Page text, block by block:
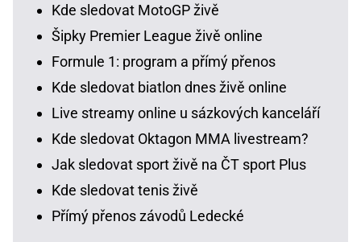
Kde sledovat MotoGP živě
Šipky Premier League živě online
Formule 1: program a přímý přenos
Kde sledovat biatlon dnes živě online
Live streamy online u sázkových kanceláří
Kde sledovat Oktagon MMA livestream?
Jak sledovat sport živě na ČT sport Plus
Kde sledovat tenis živě
Přímý přenos závodů Ledecké